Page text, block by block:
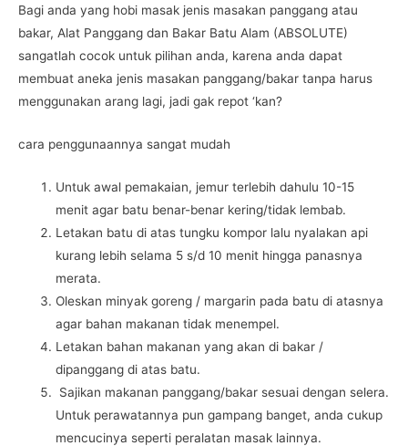
Bagi anda yang hobi masak jenis masakan panggang atau
bakar, Alat Panggang dan Bakar Batu Alam (ABSOLUTE)
sangatlah cocok untuk pilihan anda, karena anda dapat
membuat aneka jenis masakan panggang/bakar tanpa harus
menggunakan arang lagi, jadi gak repot ‘kan?
cara penggunaannya sangat mudah
Untuk awal pemakaian, jemur terlebih dahulu 10-15
menit agar batu benar-benar kering/tidak lembab.
Letakan batu di atas tungku kompor lalu nyalakan api
kurang lebih selama 5 s/d 10 menit hingga panasnya
merata.
Oleskan minyak goreng / margarin pada batu di atasnya
agar bahan makanan tidak menempel.
Letakan bahan makanan yang akan di bakar /
dipanggang di atas batu.
Sajikan makanan panggang/bakar sesuai dengan selera.
Untuk perawatannya pun gampang banget, anda cukup
mencucinya seperti peralatan masak lainnya.